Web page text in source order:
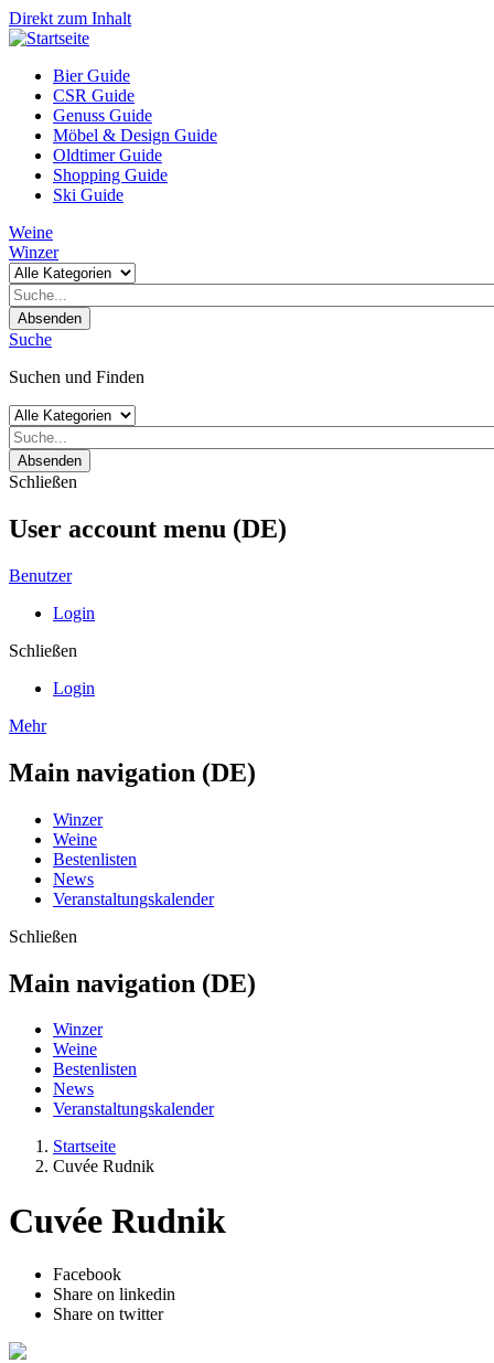
Direkt zum Inhalt
Bier Guide
CSR Guide
Genuss Guide
Möbel & Design Guide
Oldtimer Guide
Shopping Guide
Ski Guide
Weine
Winzer
Absenden
Suche
Suchen und Finden
Absenden
Schließen
User account menu (DE)
Benutzer
Login
Schließen
Login
Mehr
Main navigation (DE)
Winzer
Weine
Bestenlisten
News
Veranstaltungskalender
Schließen
Main navigation (DE)
Winzer
Weine
Bestenlisten
News
Veranstaltungskalender
Startseite
Cuvée Rudnik
Cuvée Rudnik
Facebook
Share on linkedin
Share on twitter